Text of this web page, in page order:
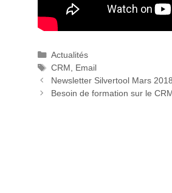
Catégories
Actualités
Étiquettes
CRM, Email
Newsletter Silvertool Mars
Besoin de formation sur le